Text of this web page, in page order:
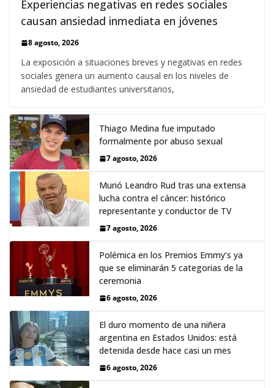
Experiencias negativas en redes sociales
causan ansiedad inmediata en jóvenes
8 agosto, 2026
La exposición a situaciones breves y negativas en redes
sociales genera un aumento causal en los niveles de
ansiedad de estudiantes universitarios,
Thiago Medina fue imputado
formalmente por abuso sexual
7 agosto, 2026
Murió Leandro Rud tras una extensa
lucha contra el cáncer: histórico
representante y conductor de TV
7 agosto, 2026
Polémica en los Premios Emmy‘s ya
que se eliminarán 5 categorias de la
ceremonia
6 agosto, 2026
El duro momento de una niñera
argentina en Estados Unidos: está
detenida desde hace casi un mes
6 agosto, 2026